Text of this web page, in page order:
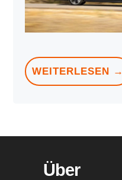
WEITERLESEN →
Über